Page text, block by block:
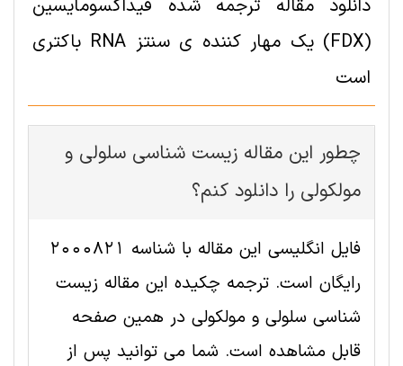
دانلود مقاله ترجمه شده فیداکسومایسین
(FDX) یک مهار کننده ی سنتز RNA باکتری
است
چطور این مقاله زیست شناسی سلولی و
مولکولی را دانلود کنم؟
فایل انگلیسی این مقاله با شناسه 2000821
رایگان است. ترجمه چکیده این مقاله زیست
شناسی سلولی و مولکولی در همین صفحه
قابل مشاهده است. شما می توانید پس از